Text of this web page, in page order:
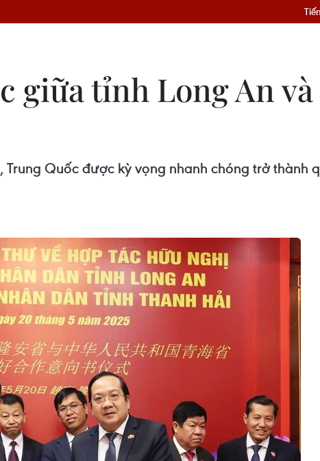
giữa tỉnh Long An
Quốc được kỳ vọng nhanh chóng trở thành